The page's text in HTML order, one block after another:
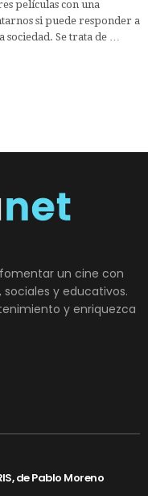
películas con una
si puede responder a
sociedad. Se trata de …
un cine con
y educativos.
y enriquezca
de Pablo Moreno